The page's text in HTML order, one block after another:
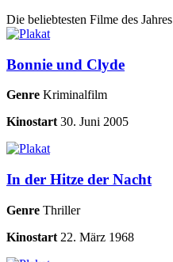
Die beliebtesten Filme des Jahres
Bonnie und Clyde
Genre Kriminalfilm
Kinostart 30. Juni 2005
In der Hitze der Nacht
Genre Thriller
Kinostart 22. März 1968